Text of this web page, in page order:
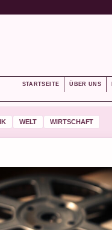
STARTSEITE ÜBER UNS
WELT WIRTSCHAFT